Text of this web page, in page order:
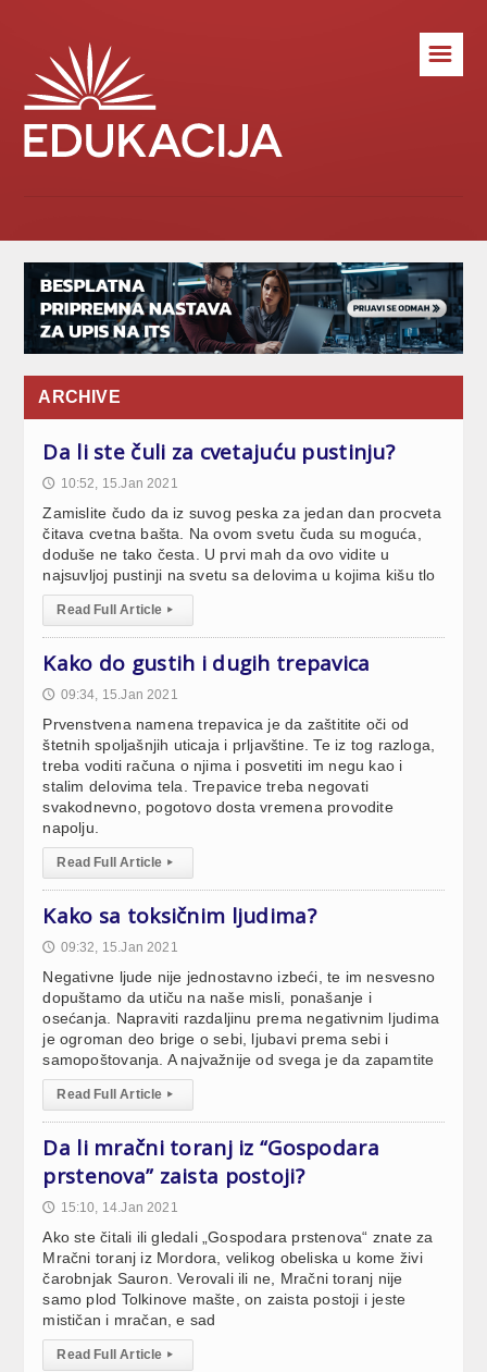
☰
ARCHIVE
Da li ste čuli za cvetajuću pustinju?
🕔 10:52, 15.Jan 2021
Zamislite čudo da iz suvog peska za jedan dan procveta
čitava cvetna bašta. Na ovom svetu čuda su moguća,
doduše ne tako česta. U prvi mah da ovo vidite u
najsuvljoj pustinji na svetu sa delovima u kojima kišu tlo
Read Full Article ▸
Kako do gustih i dugih trepavica
🕔 09:34, 15.Jan 2021
Prvenstvena namena trepavica je da zaštitite oči od
štetnih spoljašnjih uticaja i prljavštine. Te iz tog razloga,
treba voditi računa o njima i posvetiti im negu kao i
stalim delovima tela. Trepavice treba negovati
svakodnevno, pogotovo dosta vremena provodite
napolju.
Read Full Article ▸
Kako sa toksičnim ljudima?
🕔 09:32, 15.Jan 2021
Negativne ljude nije jednostavno izbeći, te im nesvesno
dopuštamo da utiču na naše misli, ponašanje i
osećanja. Napraviti razdaljinu prema negativnim ljudima
je ogroman deo brige o sebi, ljubavi prema sebi i
samopoštovanja. A najvažnije od svega je da zapamtite
Read Full Article ▸
Da li mračni toranj iz “Gospodara
prstenova” zaista postoji?
🕔 15:10, 14.Jan 2021
Ako ste čitali ili gledali „Gospodara prstenova“ znate za
Mračni toranj iz Mordora, velikog obeliska u kome živi
čarobnjak Sauron. Verovali ili ne, Mračni toranj nije
samo plod Tolkinove mašte, on zaista postoji i jeste
mističan i mračan, e sad
Read Full Article ▸